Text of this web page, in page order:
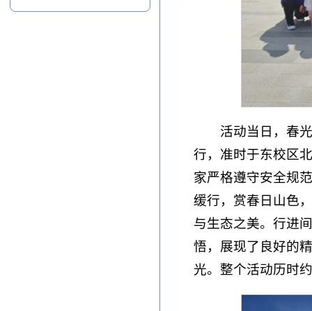
活动当日，春
行，准时于东校区
家严格遵守安全规
缓行，赏春日山色
与生态之美。行进
悟，展现了良好的
光。整个活动历时